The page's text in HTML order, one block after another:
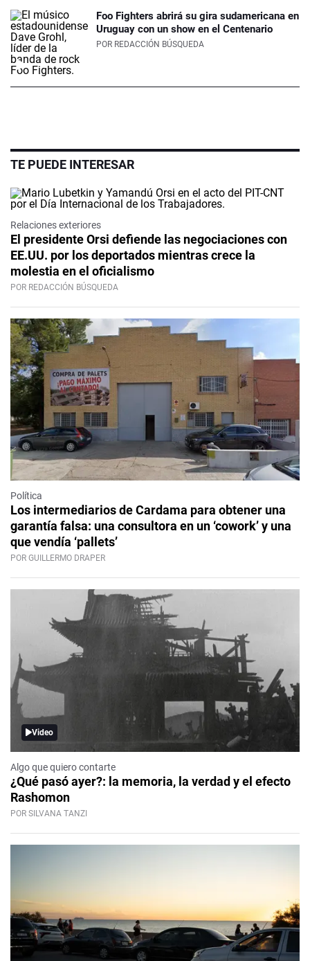
Foo Fighters abrirá su gira sudamericana en
Uruguay con un show en el Centenario
POR REDACCIÓN BÚSQUEDA
TE PUEDE INTERESAR
Relaciones exteriores
El presidente Orsi defiende las negociaciones con
EE.UU. por los deportados mientras crece la
molestia en el oficialismo
POR REDACCIÓN BÚSQUEDA
Política
Los intermediarios de Cardama para obtener una
garantía falsa: una consultora en un ‘cowork’ y una
que vendía ‘pallets’
POR GUILLERMO DRAPER
Video
Algo que quiero contarte
¿Qué pasó ayer?: la memoria, la verdad y el efecto
Rashomon
POR SILVANA TANZI